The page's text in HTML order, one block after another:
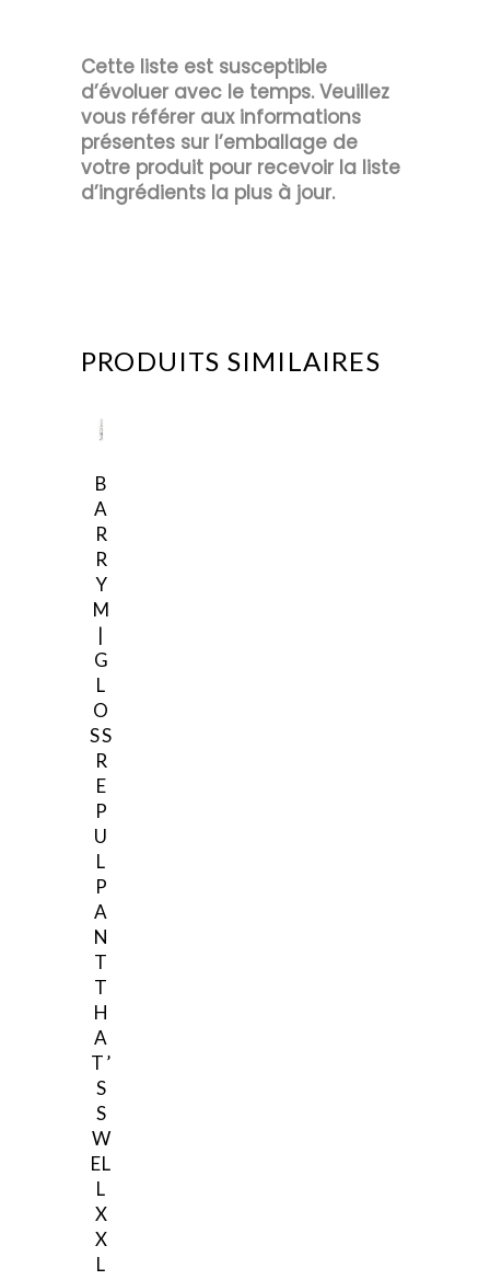
Cette liste est susceptible
d’évoluer avec le temps. Veuillez
vous référer aux informations
présentes sur l’emballage de
votre produit pour recevoir la liste
d’ingrédients la plus à jour.
PRODUITS SIMILAIRES
B
A
R
R
Y
M
|
G
L
O
SS
R
E
P
U
L
P
A
N
T
T
H
A
T’
S
S
W
EL
L
X
X
L